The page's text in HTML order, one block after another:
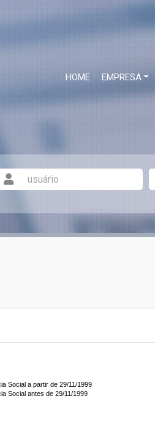
HOME EMPRESA
Social a partir de 29/11/1999
Social antes de 29/11/1999